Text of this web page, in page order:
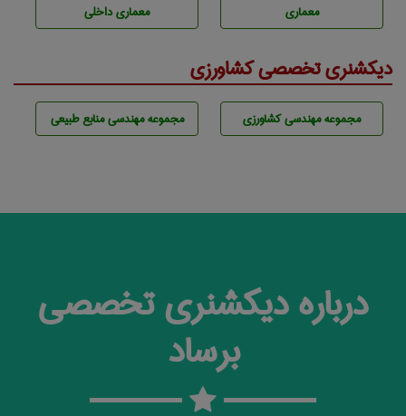
معماری معماری داخلی
دیکشنری تخصصی کشاورزی
مجموعه مهندسی كشاورزی مجموعه مهندسی منابع طبيعی
درباره دیکشنری تخصصی
برساد